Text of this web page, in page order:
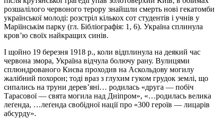
розшалілого червоного терору знайшли смерть нові гекатомби
української молоді: розстріл кількох сот студентів і учнів у
Маріїнськім парку (гл. Бібліографія: 1, 6). Україна сплинула
кров’ю своїх найкращих синів.
І щойно 19 березня 1918 р., коли відплинула на деякий час
червона змора, Україна відчула болючу рану. Вулицями
сплюндрованого Києва проходив на Аскольдову могилу
жалібний похорон; тоді враз з глухим гуком грудок землі, що
сипались на труни дерев’яні… родилась «друга — побіч
Тарасової — свята могила над Дніпром», «…родилась велика
леґенда, …леґенда свобідної нації про «300 героїв — лицарів
абсурду».